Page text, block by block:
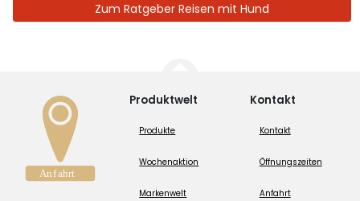
Zum Ratgeber Reisen mit Hund
Produktwelt
Produkte
Wochenaktion
Markenwelt
Kontakt
Kontakt
Öffnungszeiten
Anfahrt